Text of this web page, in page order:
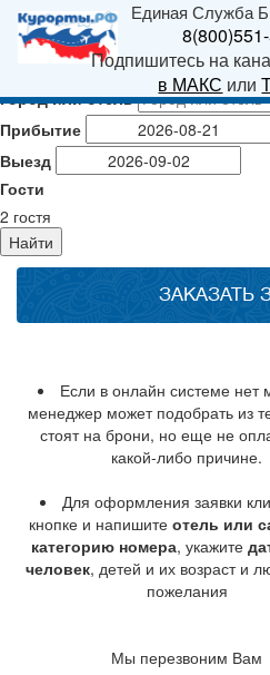
Единая Служба
Подпишитесь на
в МАКС или
Город или отель
Прибытие
Выезд
Гости
2 гостя
Найти
ЗАКАЗАТЬ
Если в онлайн системе нет
менеджер может подобрать из
стоят на брони, но еще не
какой-либо причине.
Для оформления заявки
кнопке и напишите отель или
категорию номера, укажите
человек, детей и их возраст и
пожелания
Мы перезвоним Вам